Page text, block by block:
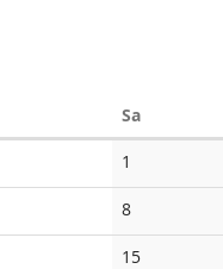
SaSamstag
1
8
15